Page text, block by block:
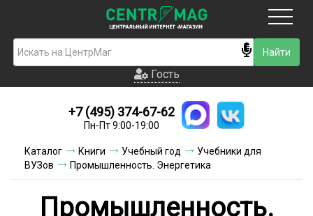
Гость
Новинки
Условия доставки
Контакты
Гость
+7 (495) 374-67-62
Пн-Пт 9:00-19:00
Каталог Книги Учебный год
Учебники для
ВУЗов
Промышленность. Энергетика
Промышленность.